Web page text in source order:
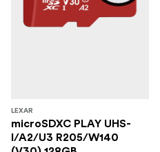
LEXAR
microSDXC PLAY UHS-
I/A2/U3 R205/W140